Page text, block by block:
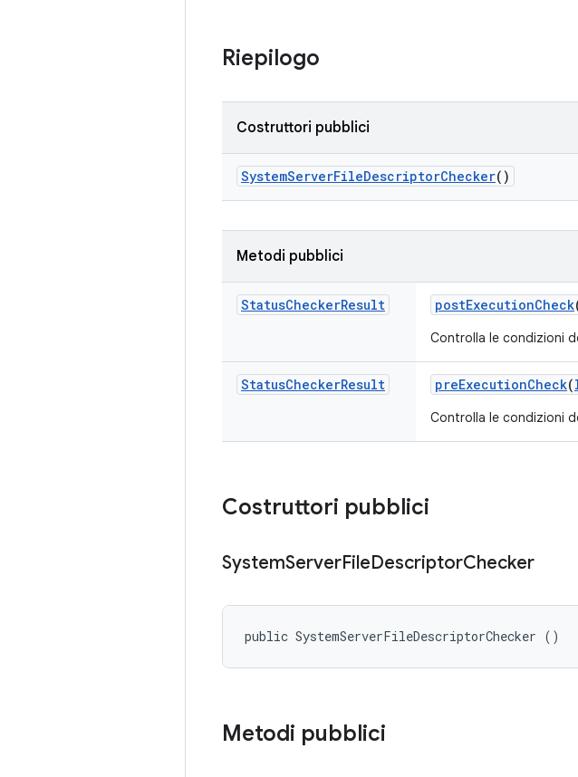
Riepilogo
Costruttori pubblici
SystemServerFileDescriptorChecker()
Metodi pubblici
StatusCheckerResult postExecutionCheck
Controlla le condizioni
StatusCheckerResult preExecutionCheck(
Controlla le condizioni
Costruttori pubblici
SystemServerFileDescriptorChecker
public SystemServerFileDescriptorChecker ()
Metodi pubblici